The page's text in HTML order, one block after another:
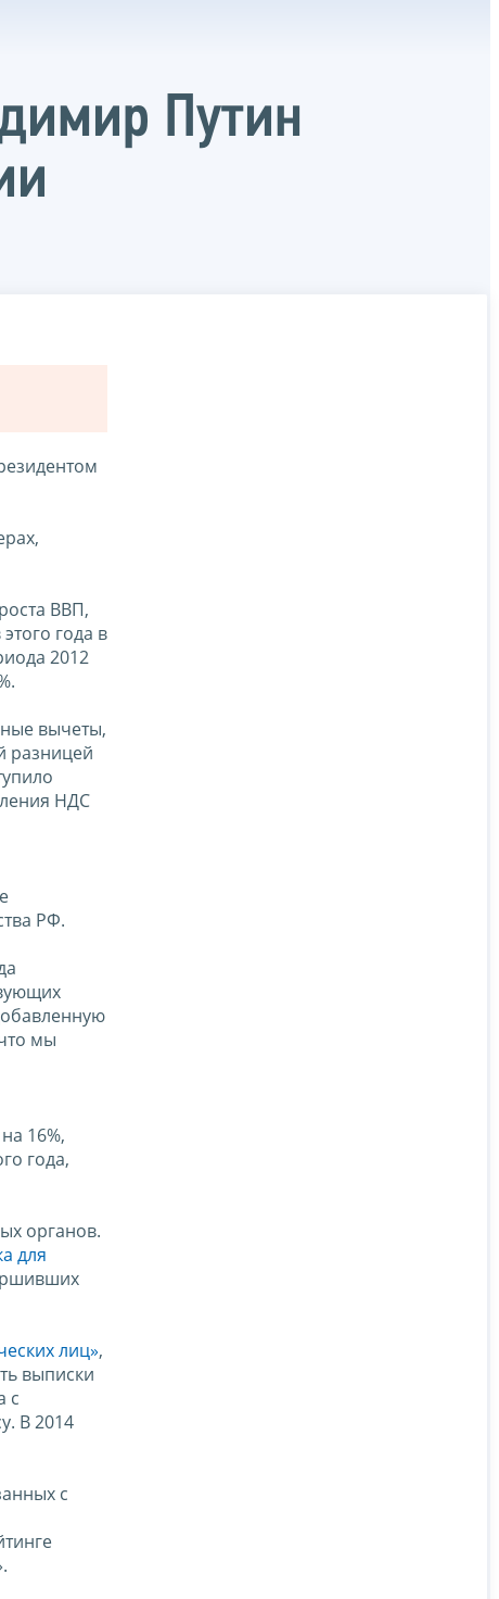
Путин
ВВП,
года в
2012
вычеты,
разницей
НДС
РФ.
мы
16%,
года,
органов.
для
лиц»,
выписки
с
В 2014
с